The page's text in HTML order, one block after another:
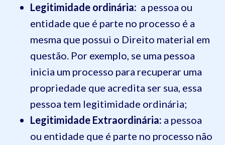
Legitimidade ordinária: a pessoa ou
entidade que é parte no processo é a
mesma que possui o Direito material em
questão. Por exemplo, se uma pessoa
inicia um processo para recuperar uma
propriedade que acredita ser sua, essa
pessoa tem legitimidade ordinária;
Legitimidade Extraordinária: a pessoa
ou entidade que é parte no processo não